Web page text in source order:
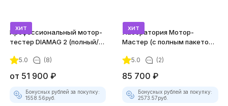
хит
Профессиональный мотор-
тестер DIAMAG 2 (полный/
5.0 (8)
от 51 900 ₽
Бонусных рублей за покупку:
1558.56руб.
хит
Лаборатория Мотор-
Мастер (с полным пакетом
5.0 (2)
85 700 ₽
Бонусных рублей за покупку:
2573.57руб.